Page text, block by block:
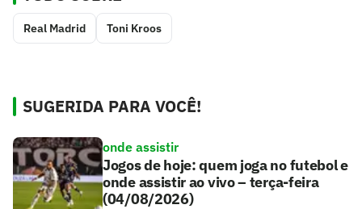
Real Madrid Toni Kroos
SUGERIDA PARA VOCÊ!
onde assistir
Jogos de hoje: quem joga no futebol e
onde assistir ao vivo – terça-feira
(04/08/2026)